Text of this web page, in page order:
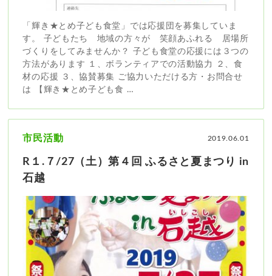
「輝き★とめ子ども食堂」では応援団を募集していま
す。 子どもたち 地域の方々が 笑顔あふれる 居場所
づくりをしてみませんか？ 子ども食堂の応援には３つの
方法があります １、ボランティアでの活動協力 ２、食
材の応援 ３、協賛募集 ご協力いただける方・お問合せ
は 【輝き★とめ子ども食 …
2019.06.01
市民活動
R１.７/27（土）第４回 ふるさと夏まつり in
石越